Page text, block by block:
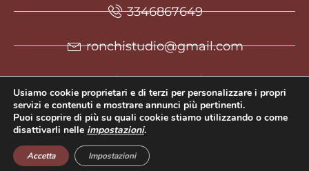
3346867649
ronchistudio@gmail.com
Via G. Matteotti, 13,
21046 Malnate VA
Privacy Policy P.IVA 03054740125
Usiamo cookie proprietari e di terzi per personalizzare i propri
servizi e contenuti e mostrare annunci più pertinenti.
Puoi scoprire di più su quali cookie stiamo utilizzando o come
disattivarli nelle impostazioni.
Accetta Impostazioni